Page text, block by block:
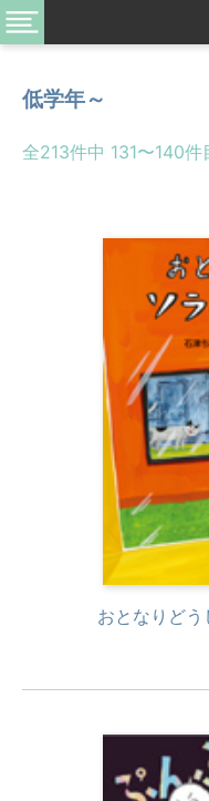
低学年～
全213件中 131〜140件
おとなりど